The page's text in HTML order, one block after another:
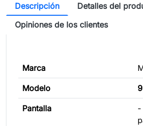
Descripción
Detalles del
Opiniones de los clientes
Marca
Modelo
Pantalla
-